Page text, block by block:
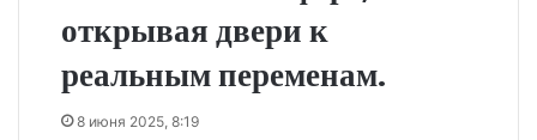
открывая двери к
реальным переменам.
8 июня 2025, 8:19